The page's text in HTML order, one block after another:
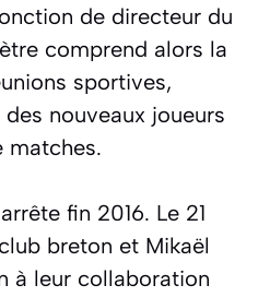
de directeur du
comprend alors la
sportives,
nouveaux joueurs
matches.
fin 2016. Le 21
breton et Mikaël
à leur collaboration